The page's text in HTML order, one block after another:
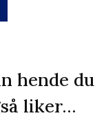
hende du
liker…